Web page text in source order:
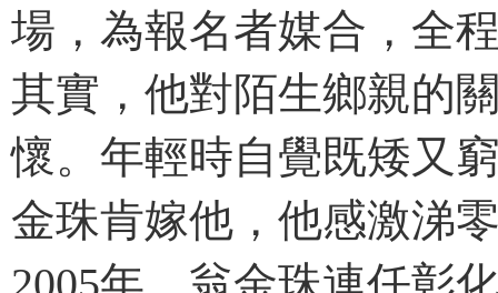
場，為報名者媒合，全
其實，他對陌生鄉親的
懷。年輕時自覺既矮又
金珠肯嫁他，他感激涕